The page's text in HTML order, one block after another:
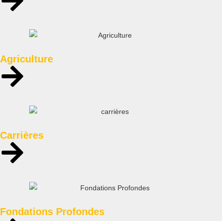
Agriculture
Carrières
Fondations Profondes